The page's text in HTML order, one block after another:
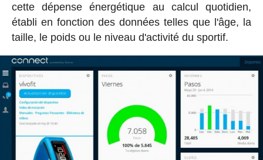
cette dépense énergétique au calcul quotidien,
établi en fonction des données telles que l'âge, la
taille, le poids ou le niveau d'activité du sportif.